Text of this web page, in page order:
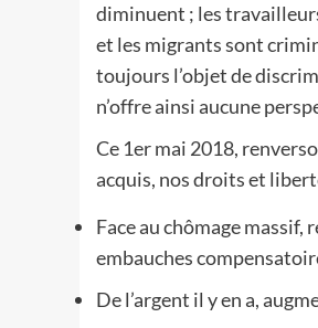
diminuent ; les
et les migrants sont
toujours l’objet de
n’offre ainsi aucune
Ce 1er mai 2018,
acquis, nos droits et
Face au chômage
embauches
De l’argent il y en a,